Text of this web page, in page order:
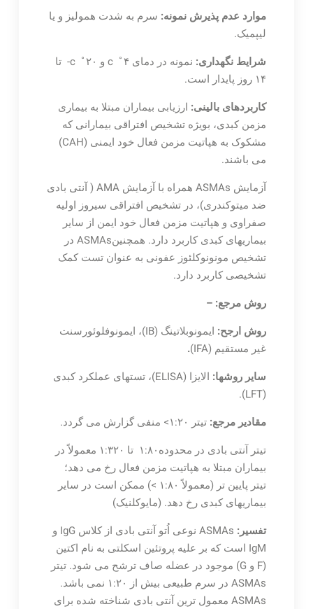
موارد عدم پذیرش نمونه: سرم به شدت همولیز و یا
لیپمیک.
شرایط نگهداری:
نمونه در دمای c ˚۴ و c ˚۲۰- تا
۱۴ روز پایدار است.
کاربردهای بالینی: ارزیابی بیماران مبتلا به بیماری
مزمن کبدی، بویژه تشخیص افتراقی بیمارانی که
مشکوک به هپاتیت مزمن فعال خود ایمنی (CAH)
می باشند.
آزمایش ASMAs همراه با آزمایش AMA ( آنتی بادی
ضد میتوکندری)، در تشخیص افتراقی سیروز اولیه
صفراوی و هپاتیت مزمن فعال خود ایمن از سایر
بیماریهای کبدی کاربرد دارد. همچنینASMAs در
تشخیص مونونوکلئوز عفونی به عنوان تست کمک
تشخیصی کاربرد دارد.
روش مرجع: –
روش ارجح:
ایمونوبلاتینگ (IB)، ایمونوفلوئورسنت
غیر مستقیم (IFA)
.
سایر روشها:
الایزا (ELISA)، تستهای عملکرد کبدی
(LFT).
مقادیر مرجع: تیتر ۱:۲۰> منفی گزارش می گردد.
تیتر آنتی بادی در محدوده۱:۸۰ تا ۱:۳۲۰ معمولاً در
بیماران مبتلا به هپاتیت مزمن فعال رخ می دهد؛
تیتر پایین تر (معمولاً ۱:۸۰ >) ممکن است در سایر
بیماریهای کبدی رخ دهد. (مایوکلنیک)
تفسیر:
ASMAs نوعی اُتو آنتی بادی از کلاس IgG و
IgM است که بر علیه پروتئین اسکلتی به نام اکتین
(F و G) موجود در عضله صاف ترشح می شود. تیتر
ASMAs در سرم طبیعی بیش از ۱:۲۰ نمی باشد.
ASMAs معمول ترین آنتی بادی شناخته شده برای